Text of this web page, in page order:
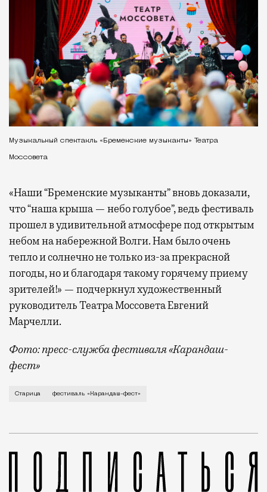
Музыкальный спектакль «Бременские музыканты» Театра
Моссовета
«Наши “Бременские музыканты” вновь доказали,
что “наша крыша — небо голубое”, ведь фестиваль
прошел в удивительной атмосфере под открытым
небом на набережной Волги. Нам было очень
тепло и солнечно не только из-за прекрасной
погоды, но и благодаря такому горячему приему
зрителей!» — подчеркнул художественный
руководитель Театра Моссовета Евгений
Марчелли.
Фото: пресс-служба фестиваля «Карандаш-
фест»
В минувший уикенд маленькая Старица в
Старица фестиваль «Карандаш-фест»